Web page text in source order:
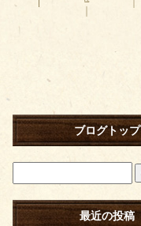
ブログトップ
最近の投稿